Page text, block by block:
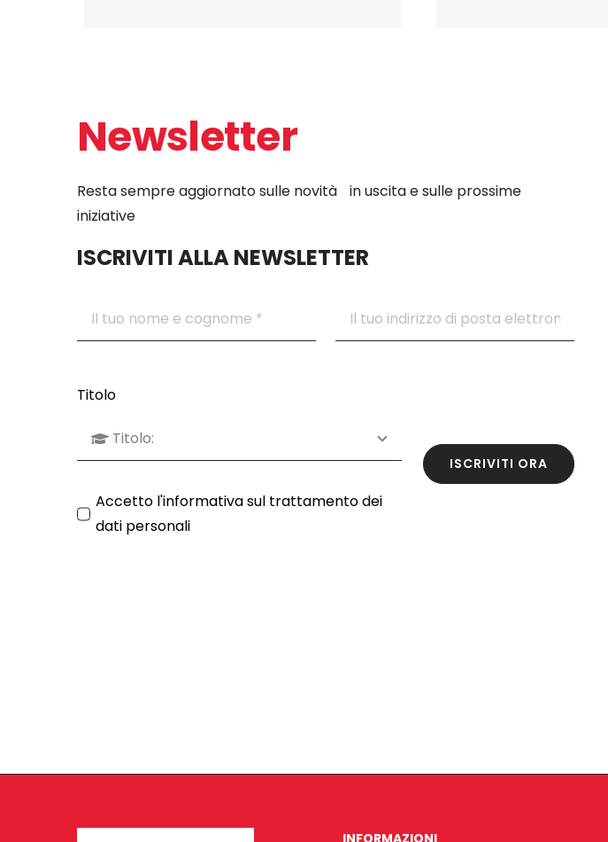
Newsletter
Resta sempre aggiornato sulle novità in uscita e sulle prossime
iniziative
ISCRIVITI ALLA NEWSLETTER
Titolo
Accetto l'informativa sul trattamento dei
dati personali
ISCRIVITI ORA